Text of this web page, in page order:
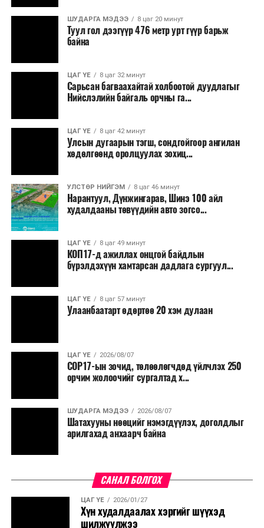
Ерөнхий сайд хэлсэн үгэндээ, Манай Засгийн газар 33
боловсруулах үйлдвэрийн ажлыг гацаанаас гаргалаа.
Үр дүнд нь 20 хувийн гүйцэтгэлтэй гацсан
нийлүүлэх, эрэл хайгуулын ажлыг эхлүүллээ. 14
байршилд Олон улсын нээлттэй сонгон шалгаруулалт
зарласан. Засгийн газар үнийн өсөлтийн эсрэг, дэлхий
сөрөг нөлөөг даван туулахын төлөө бүх шатандаа
хичээн ажиллаж байна хэмээв.
ШУДАРГА МЭДЭЭ 8 цаг 20 минут
Туул гол дээгүүр 476 метр урт гүүр барьж
байна
ЦАГ ҮЕ 8 цаг 32 минут
Сарьсан багваахайтай холбоотой дуудлагыг
Нийслэлийн байгаль орчны га...
ЦАГ ҮЕ 8 цаг 42 минут
Улсын дугаарын тэгш, сондгойгоор ангилан
хөдөлгөөнд оролцуулах зохиц...
УЛСТӨР НИЙГЭМ 8 цаг 46 минут
Нарантуул, Дүнжингарав, Шинэ 100 айл
худалдааны төвүүдийн авто зогсо...
ЦАГ ҮЕ 8 цаг 49 минут
КОП17-д ажиллах онцгой байдлын
бүрэлдэхүүн хамтарсан дадлага сургуул...
ЦАГ ҮЕ 8 цаг 57 минут
Улаанбаатарт өдөртөө 20 хэм дулаан
ЦАГ ҮЕ 2026/08/07
COP17-ын зочид, төлөөлөгчдөд үйлчлэх 250
орчим жолоочийг сургалтад х...
ШУДАРГА МЭДЭЭ 2026/08/07
Шатахууны нөөцийг нэмэгдүүлэх, доголдлыг
арилгахад анхаарч байна
САНАЛ БОЛГОХ
ЦАГ ҮЕ 2026/01/27
Хүн худалдаалах хэргийг шүүхэд
шилжүүлжээ